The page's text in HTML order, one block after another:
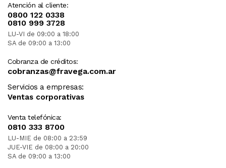
Atención al cliente:
0800 122 0338
0810 999 3728
LU-VI de 09:00 a 18:00
SA de 09:00 a 13:00
Cobranza de créditos:
cobranzas@fravega.com.ar
Servicios a empresas:
Ventas corporativas
Venta telefónica:
0810 333 8700
LU-MIE de 08:00 a 23:59
JUE-VIE de 08:00 a 20:00
SA de 09:00 a 13:00